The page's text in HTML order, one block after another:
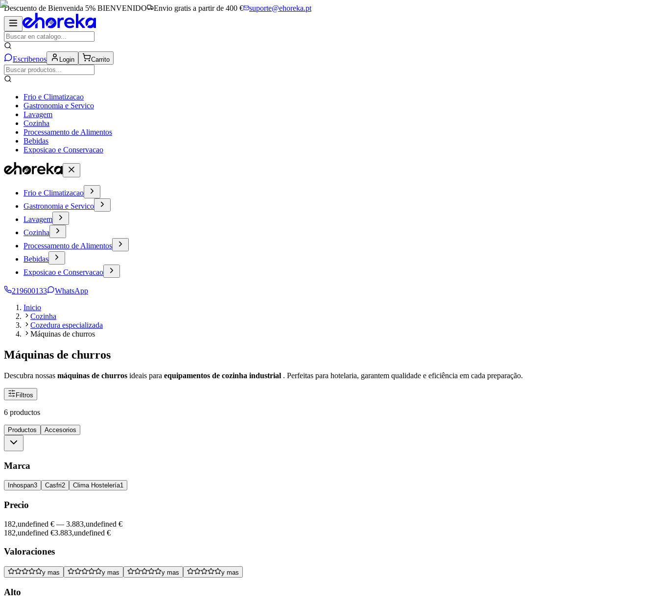
Descuento de Bienvenida 5% BIENVENIDO Envio gratis a partir de 400 € suporte@ehoreka.pt
Escribenos Login Carrito
Frio e Climatizacao
Gastronomia e Servico
Lavagem
Cozinha
Processamento de Alimentos
Bebidas
Exposicao e Conservacao
Frio e Climatizacao
Gastronomia e Servico
Lavagem
Cozinha
Processamento de Alimentos
Bebidas
Exposicao e Conservacao
219600133
WhatsApp
Inicio
Cozinha
Cozedura especializada
Máquinas de churros
Máquinas de churros
Descubra nossas máquinas de churros ideais para equipamentos de cozinha industrial . Perfeitas para hotelaria, garantem qualidade e eficiência em cada preparação.
Filtros
6 productos
Productos Accesorios
Marca
Inhospan3 Casfri2 Clima Hostelería1
Precio
182,undefined € — 3.883,undefined €
182,undefined €3.883,undefined €
Valoraciones
y mas y mas y mas y mas
Alto